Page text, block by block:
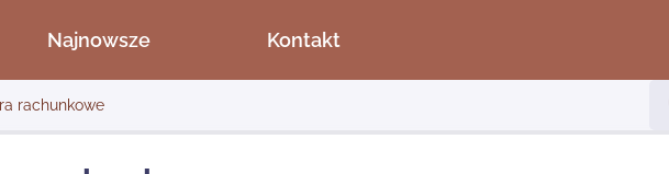
Najnowsze Kontakt
rachunkowe